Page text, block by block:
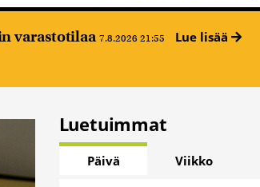
varastotilaa 7.8.2026 21:55 Lue lisää
Luetuimmat
Päivä Viikko